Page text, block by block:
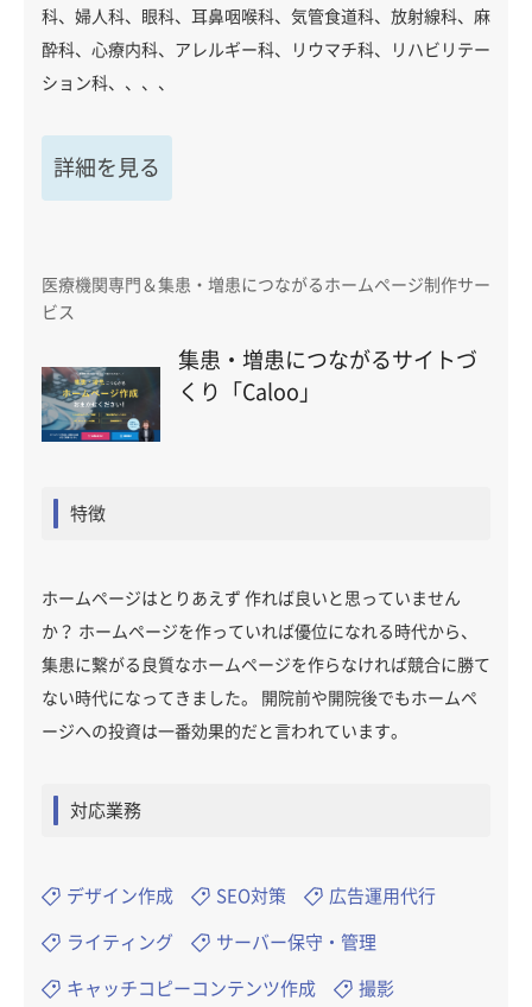
科、婦人科、眼科、耳鼻咽喉科、気管食道科、放射線科、麻
酔科、心療内科、アレルギー科、リウマチ科、リハビリテー
ション科、、、、
詳細を見る
医療機関専門＆集患・増患につながるホームページ制作サー
ビス
集患・増患につながるサイトづ
くり「Caloo」
特徴
ホームページはとりあえず 作れば良いと思っていません
か？ ホームページを作っていれば優位になれる時代から、
集患に繋がる良質なホームページを作らなければ競合に勝て
ない時代になってきました。 開院前や開院後でもホームペ
ージへの投資は一番効果的だと言われています。
対応業務
デザイン作成 SEO対策 広告運用代行
ライティング サーバー保守・管理
キャッチコピーコンテンツ作成 撮影